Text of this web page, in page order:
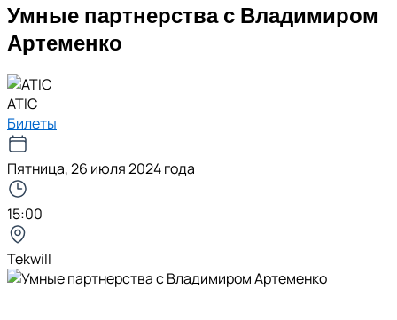
Умные партнерства с Владимиром
Артеменко
ATIC
Билеты
Пятница, 26 июля 2024 года
15:00
Tekwill